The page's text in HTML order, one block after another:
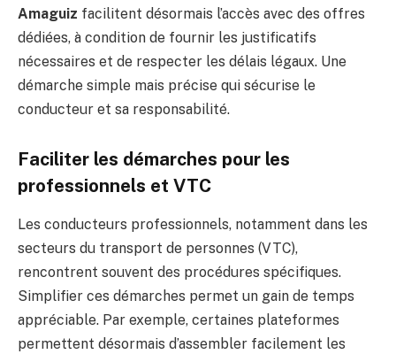
Amaguiz facilitent désormais l’accès avec des offres
dédiées, à condition de fournir les justificatifs
nécessaires et de respecter les délais légaux. Une
démarche simple mais précise qui sécurise le
conducteur et sa responsabilité.
Faciliter les démarches pour les
professionnels et VTC
Les conducteurs professionnels, notamment dans les
secteurs du transport de personnes (VTC),
rencontrent souvent des procédures spécifiques.
Simplifier ces démarches permet un gain de temps
appréciable. Par exemple, certaines plateformes
permettent désormais d’assembler facilement les